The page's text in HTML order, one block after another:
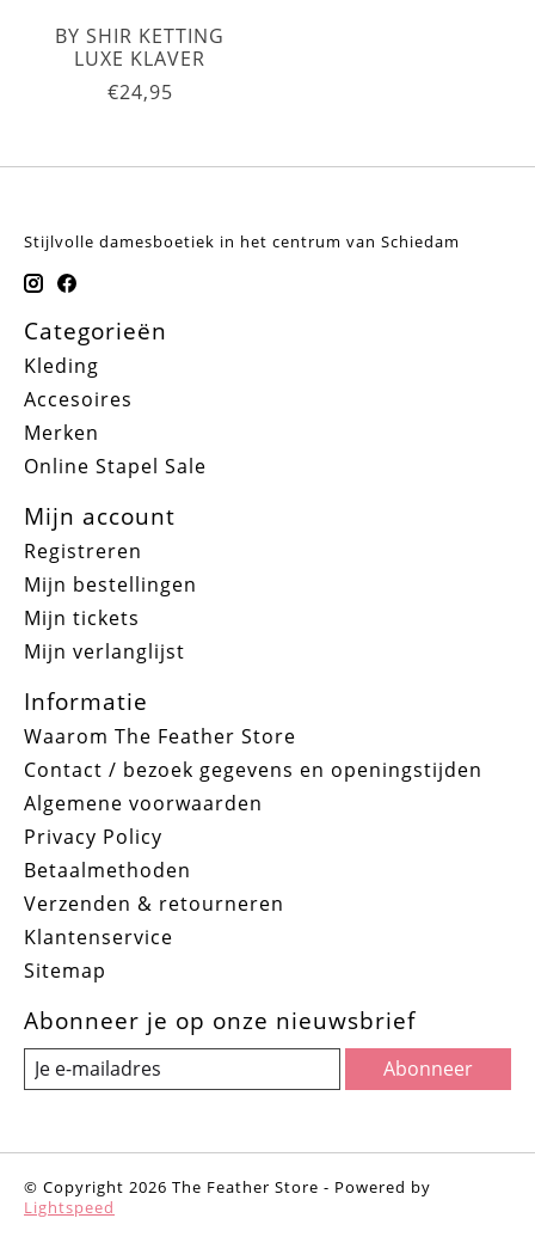
BY SHIR KETTING
LUXE KLAVER
€24,95
Stijlvolle damesboetiek in het centrum van Schiedam
Categorieën
Kleding
Accesoires
Merken
Online Stapel Sale
Mijn account
Registreren
Mijn bestellingen
Mijn tickets
Mijn verlanglijst
Informatie
Waarom The Feather Store
Contact / bezoek gegevens en openingstijden
Algemene voorwaarden
Privacy Policy
Betaalmethoden
Verzenden & retourneren
Klantenservice
Sitemap
Abonneer je op onze nieuwsbrief
Abonneer
© Copyright 2026 The Feather Store - Powered by
Lightspeed